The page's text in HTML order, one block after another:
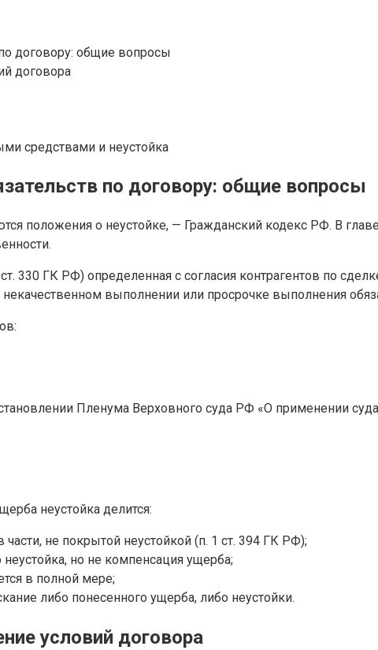
договору: общие вопросы
договора
средствами и неустойка
по договору: общие вопросы
положения о неустойке, — Гражданский кодекс РФ. В
330 ГК РФ) определенная с согласия контрагентов по
выполнении или просрочке выполнения
Пленума Верховного суда РФ «О применении
неустойка делится:
не покрытой неустойкой (п. 1 ст. 394 ГК РФ);
но не компенсация ущерба;
в полной мере;
либо понесенного ущерба, либо неустойки.
условий договора